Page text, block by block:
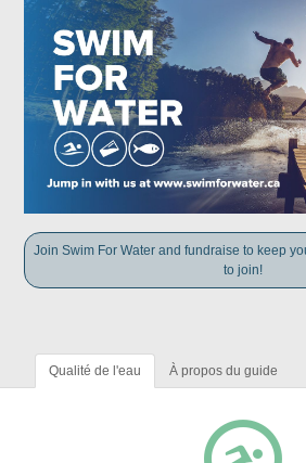
Join Swim For Water and fundraise to keep
to join!
Qualité de l'eau À propos du guide